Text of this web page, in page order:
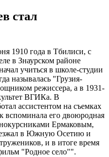
стал
1910 года в Тбилиси, с
в Знаурском районе
учиться в школе-студии
называлась "Грузия-
режиссера, а в 1931-
ВГИКа. В
ассистентом на съемках
вспоминала его двоюродная
Ермаковым,
в Южную Осетию и
и в итоге время
"Родное село"".